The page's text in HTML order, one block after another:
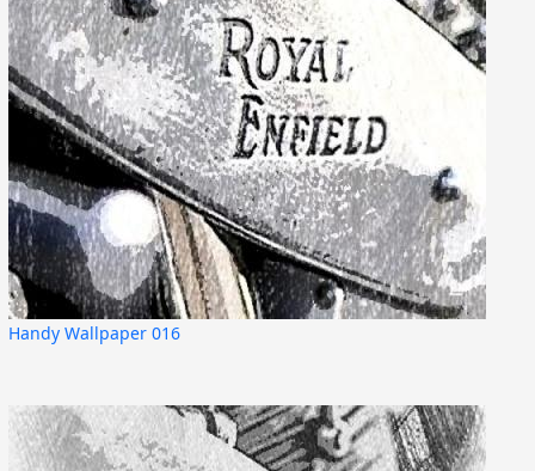
Handy Wallpaper 016